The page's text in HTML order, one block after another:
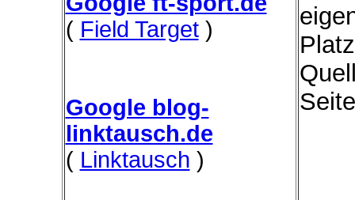
( Field Target)
Google blog-
linktausch.de
( Linktausch )